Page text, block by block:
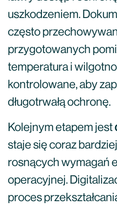
uszkodzeniem.
często
przygotowanych
temperatura i
kontrolowane, aby
długotrwałą ochronę.
Kolejnym etapem jest
staje się coraz
rosnących wymagań
operacyjnej.
proces